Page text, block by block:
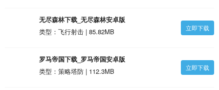
无尽森林下载_无尽森林安卓版
类型：飞行射击 | 85.82MB
立即下载
罗马帝国下载_罗马帝国安卓版
类型：策略塔防 | 112.3MB
立即下载